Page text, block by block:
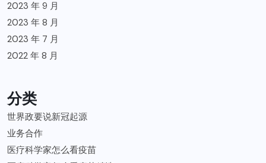
2023 年 9 月
2023 年 8 月
2023 年 7 月
2022 年 8 月
分类
世界政要说新冠起源
业务合作
医疗科学家怎么看疫苗